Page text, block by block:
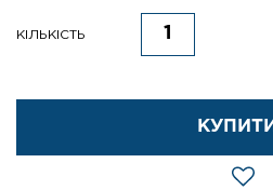
КІЛЬКІСТЬ
КУПИТИ